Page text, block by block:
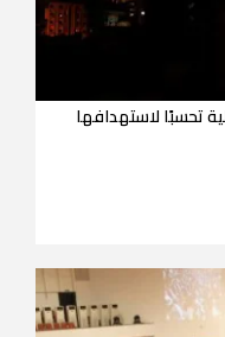
تحسبًا لاستهدافها